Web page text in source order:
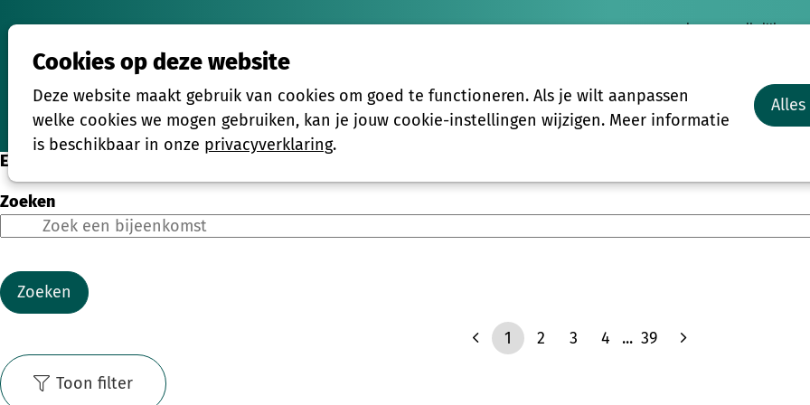
Cookies op deze website
Deze website maakt gebruik van cookies om goed te functioneren. Als je wilt aanpassen
welke cookies we mogen gebruiken, kan je jouw cookie-instellingen wijzigen. Meer informatie
is beschikbaar in onze privacyverklaring.
Home
Activiteiten Vrijwilligers Groepen Meer Start-to-
Nieuws
Eenmalige activiteiten
Zoeken
Zoeken
1 2 3 4 ... 39
Toon filter